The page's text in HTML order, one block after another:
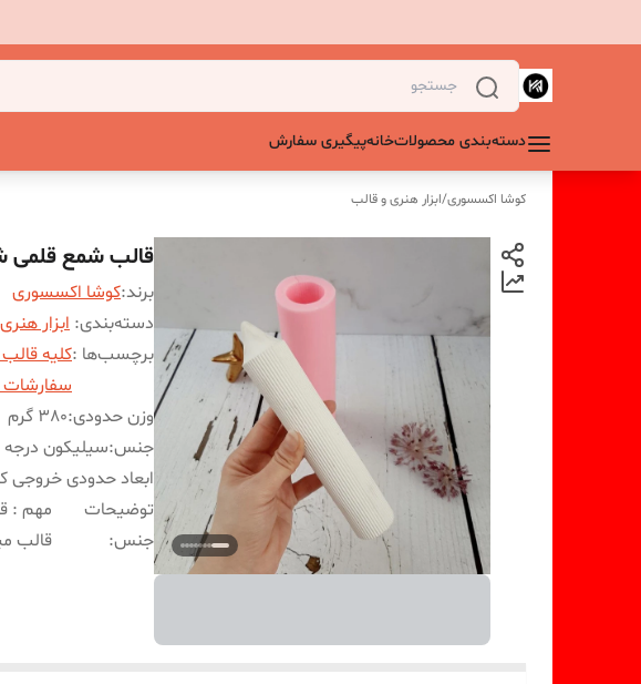
دسته‌بندی محصولاتخانهپیگیری سفارش
کوشا اکسسوری/ابزار هنری و قالب
قالب شمع قلمی
برند:کوشا اکسسوری
دسته‌بندی: ابزار
برچسب‌ها :کلیه
سفارشات قالب
وزن حدودی:380 گرم
جنس:سیلیکون
ابعاد حدودی خروجی
توضیحات
جنس:
مهم :
قالب